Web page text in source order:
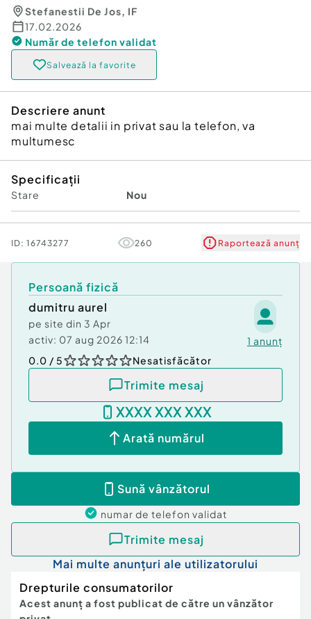
Stefanestii De Jos, IF
17.02.2026
Număr de telefon validat
Salvează la favorite
Descriere anunt
mai multe detalii in privat sau la telefon, va
multumesc
Specificații
Stare Nou
ID: 16743277 260 Raportează anunț
Persoană fizică
dumitru aurel
pe site din 3 Apr
activ: 07 aug 2026 12:14 1 anunț
0.0 / 5 Nesatisfăcător
Trimite mesaj
XXXX XXX XXX
Arată numărul
Sună vânzătorul
numar de telefon validat
Trimite mesaj
Mai multe anunțuri ale utilizatorului
Drepturile consumatorilor
Acest anunț a fost publicat de către un vânzător